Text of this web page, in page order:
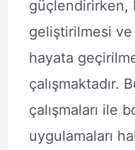
güçlendirirken,
geliştirilmesi ve
hayata
çalışmaktadır.
çalışmaları ile
uygulamaları